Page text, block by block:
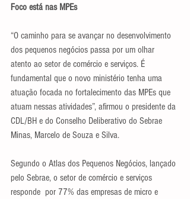
Foco está nas MPEs
“O caminho para se avançar no desenvolvimento
dos pequenos negócios passa por um olhar
atento ao setor de comércio e serviços. É
fundamental que o novo ministério tenha uma
atuação focada no fortalecimento das MPEs que
atuam nessas atividades”, afirmou o presidente da
CDL/BH e do Conselho Deliberativo do Sebrae
Minas, Marcelo de Souza e Silva.
Segundo o Atlas dos Pequenos Negócios, lançado
pelo Sebrae, o setor de comércio e serviços
responde  por 77% das empresas de micro e